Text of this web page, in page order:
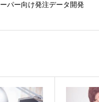
ーパー向け発注データ開発